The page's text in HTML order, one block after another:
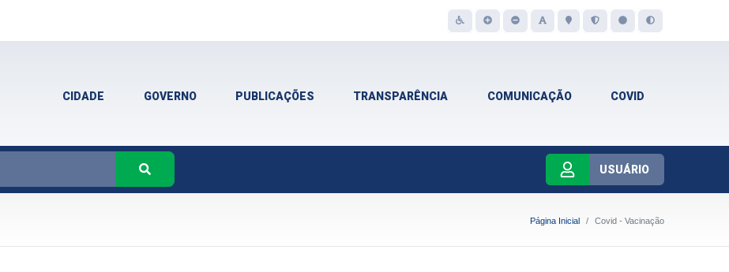
CIDADE GOVERNO PUBLICAÇÕES TRANSPARÊNCIA COMUNICAÇÃO COVID
USUÁRIO
Página Inicial Covid - Vacinação